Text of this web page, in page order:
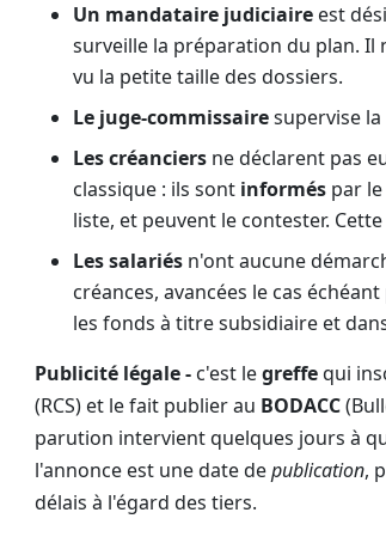
Un mandataire judiciaire est
surveille la préparation du plan. Il
vu la petite taille des dossiers.
Le juge-commissairesupervise
Les créanciers ne déclarent pas
classique : ils sont informés par
liste, et peuvent le contester.
Les salariés n'ont aucune
créances, avancées le cas
les fonds à titre subsidiaire et
Publicité légale - c'est legreffequi
(RCS) et le fait publier au BODACC
parution intervient quelques jours à
l'annonce est une date depublication,
délais à l'égard des tiers.